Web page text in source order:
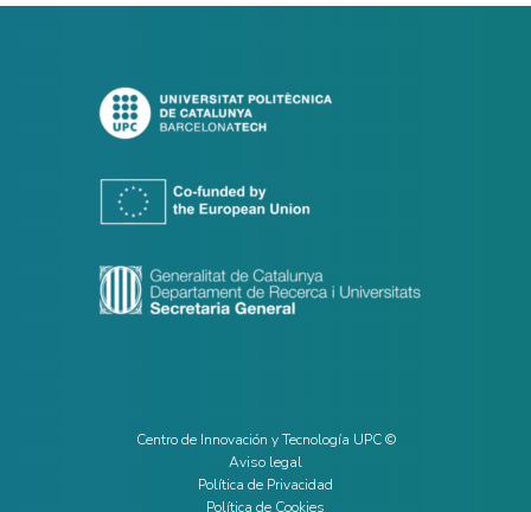
Centro de Innovación y Tecnología UPC ©
Aviso legal
Política de Privacidad
Política de Cookies